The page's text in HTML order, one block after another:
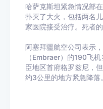
哈萨克斯坦紧急情况部
扑灭了大火，包括两名
家医院接受治疗。死者
阿塞拜疆航空公司表示
（Embraer）的190飞
臣地区首府格罗兹尼，
约3公里的地方紧急降落。